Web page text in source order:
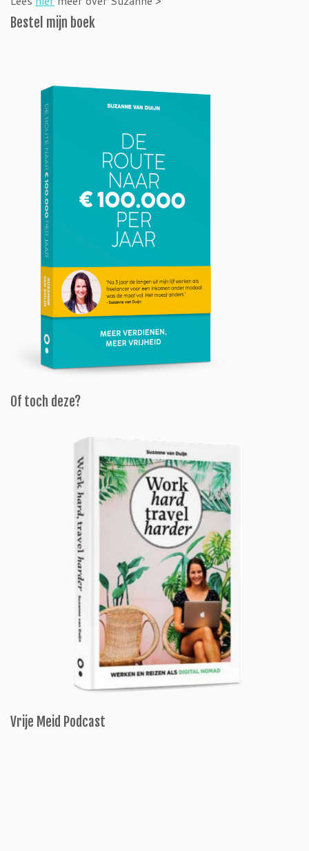
Bestel mijn boek
Of toch deze?
Vrije Meid Podcast